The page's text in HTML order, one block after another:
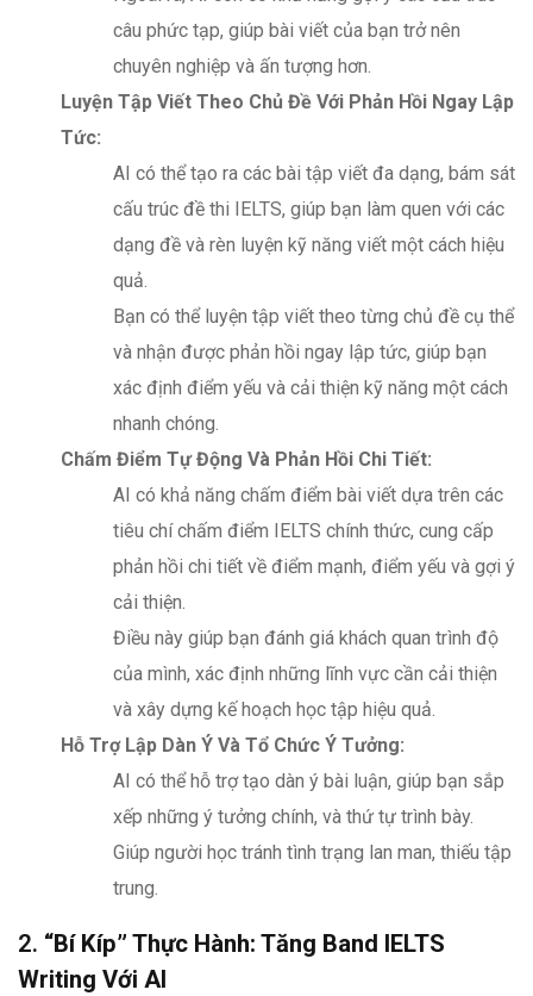
câu phức tạp, giúp bài viết của bạn trở nên
chuyên nghiệp và ấn tượng hơn.
Luyện Tập Viết Theo Chủ Đề Với Phản Hồi Ngay Lập
Tức:
AI có thể tạo ra các bài tập viết đa dạng, bám sát
cấu trúc đề thi IELTS, giúp bạn làm quen với các
dạng đề và rèn luyện kỹ năng viết một cách hiệu
quả.
Bạn có thể luyện tập viết theo từng chủ đề cụ thể
và nhận được phản hồi ngay lập tức, giúp bạn
xác định điểm yếu và cải thiện kỹ năng một cách
nhanh chóng.
Chấm Điểm Tự Động Và Phản Hồi Chi Tiết:
AI có khả năng chấm điểm bài viết dựa trên các
tiêu chí chấm điểm IELTS chính thức, cung cấp
phản hồi chi tiết về điểm mạnh, điểm yếu và gợi ý
cải thiện.
Điều này giúp bạn đánh giá khách quan trình độ
của mình, xác định những lĩnh vực cần cải thiện
và xây dựng kế hoạch học tập hiệu quả.
Hỗ Trợ Lập Dàn Ý Và Tổ Chức Ý Tưởng:
AI có thể hỗ trợ tạo dàn ý bài luận, giúp bạn sắp
xếp những ý tưởng chính, và thứ tự trình bày.
Giúp người học tránh tình trạng lan man, thiếu tập
trung.
2. “Bí Kíp” Thực Hành: Tăng Band IELTS
Writing Với AI